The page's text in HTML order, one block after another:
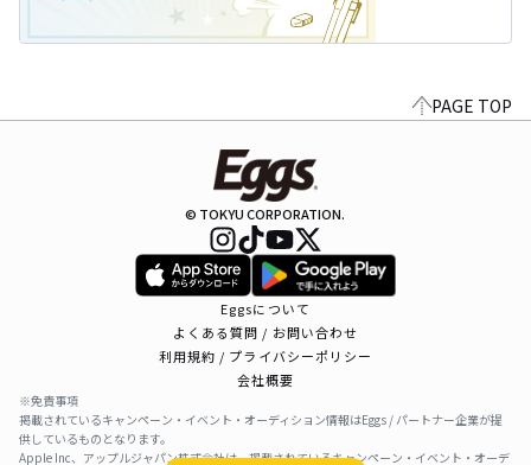
PAGE TOP
© TOKYU CORPORATION.
Eggsについて
よくある質問 / お問い合わせ
利用規約 / プライバシーポリシー
会社概要
※免責事項
掲載されているキャンペーン・イベント・オーディション情報はEggs / パートナー企業が提
供しているものとなります。
Apple Inc、アップルジャパン株式会社は、掲載されているキャンペーン・イベント・オーデ